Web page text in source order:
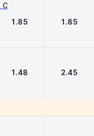
C
1.85 1.85
1.48 2.45